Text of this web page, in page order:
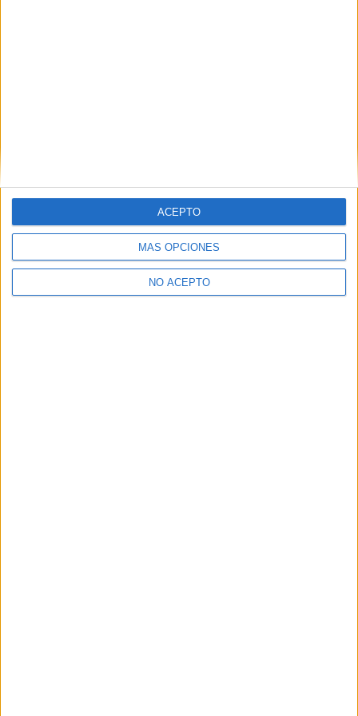
MÁS OPCIONES
NO ACEPTO
ACEPTO